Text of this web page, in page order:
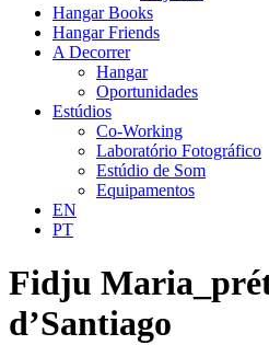
Hangar Books
Hangar Friends
A Decorrer
Hangar
Oportunidades
Estúdios
Co-Working
Laboratório Fotográfico
Estúdio de Som
Equipamentos
EN
PT
Fidju
d’Santiago